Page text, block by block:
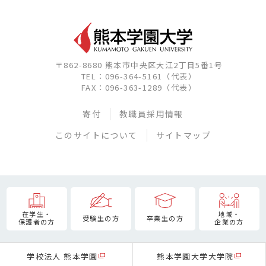
〒862-8680 熊本市中央区大江2丁目5番1号
TEL：096-364-5161（代表）
FAX：096-363-1289（代表）
寄付
教職員採用情報
このサイトについて
サイトマップ
在学生・
保護者の方
受験生の方 卒業生の方
地域・
企業の方
学校法人 熊本学園 熊本学園大学大学院